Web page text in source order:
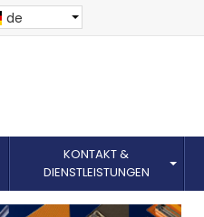
de
KONTAKT &
DIENSTLEISTUNGEN